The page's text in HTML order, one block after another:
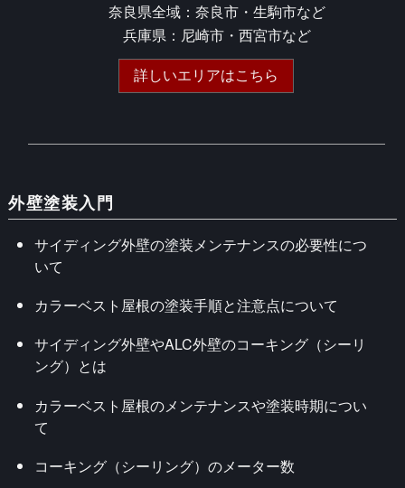
奈良県全域：奈良市・生駒市など
兵庫県：尼崎市・西宮市など
詳しいエリアはこちら
外壁塗装入門
サイディング外壁の塗装メンテナンスの必要性につ
いて
カラーベスト屋根の塗装手順と注意点について
サイディング外壁やALC外壁のコーキング（シーリ
ング）とは
カラーベスト屋根のメンテナンスや塗装時期につい
て
コーキング（シーリング）のメーター数